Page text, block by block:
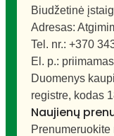
Biudžetinė
Adresas:
Tel. nr.: +370
El. p.:
Duomenys
registre, kodas
Naujienų